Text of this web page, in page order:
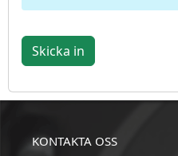
Skicka in
KONTAKTA OSS